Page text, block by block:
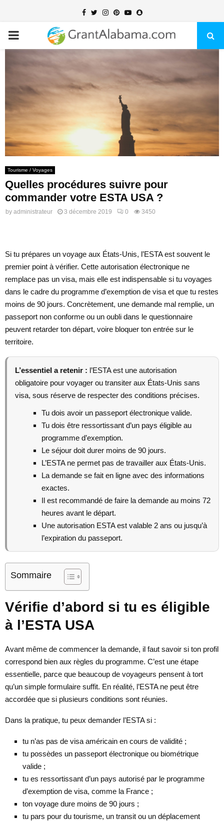
Facebook
TwitterInstagram
PinterestYoutubeSnapchat
PRIMARY
MENU
Tourisme / Voyages
Quelles procédures suivre pour
commander votre ESTA USA ?
by administrateur 3 décembre 2019 0 3450
Si tu prépares un voyage aux États-Unis, l’ESTA est souvent le
premier point à vérifier. Cette autorisation électronique ne
remplace pas un visa, mais elle est indispensable si tu voyages
dans le cadre du programme d’exemption de visa et que tu restes
moins de 90 jours. Concrètement, une demande mal remplie, un
passeport non conforme ou un oubli dans le questionnaire
peuvent retarder ton départ, voire bloquer ton entrée sur le
territoire.
L’essentiel a retenir : l’ESTA est une autorisation
obligatoire pour voyager ou transiter aux États-Unis sans
visa, sous réserve de respecter des conditions précises.
Tu dois avoir un passeport électronique valide.
Tu dois être ressortissant d’un pays éligible au
programme d’exemption.
Le séjour doit durer moins de 90 jours.
L’ESTA ne permet pas de travailler aux États-Unis.
La demande se fait en ligne avec des informations
exactes.
Il est recommandé de faire la demande au moins 72
heures avant le départ.
Une autorisation ESTA est valable 2 ans ou jusqu’à
l’expiration du passeport.
Sommaire
Vérifie d’abord si tu es éligible
à l’ESTA USA
Avant même de commencer la demande, il faut savoir si ton profil
correspond bien aux règles du programme. C’est une étape
essentielle, parce que beaucoup de voyageurs pensent à tort
qu’un simple formulaire suffit. En réalité, l’ESTA ne peut être
accordée que si plusieurs conditions sont réunies.
Dans la pratique, tu peux demander l’ESTA si :
tu n’as pas de visa américain en cours de validité ;
tu possèdes un passeport électronique ou biométrique
valide ;
tu es ressortissant d’un pays autorisé par le programme
d’exemption de visa, comme la France ;
ton voyage dure moins de 90 jours ;
tu pars pour du tourisme, un transit ou un déplacement